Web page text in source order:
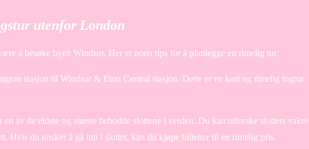
utenfor London
å besøke byen Windsor. Her er noen tips for å planlegge en rimelig tur:
stasjon til Windsor & Eton Central stasjon. Dette er en kort og rimelig togtur
av de eldste og største bebodde slottene i verden. Du kan utforske slottets vakre
Hvis du ønsker å gå inn i slottet, kan du kjøpe billetter til en rimelig pris.